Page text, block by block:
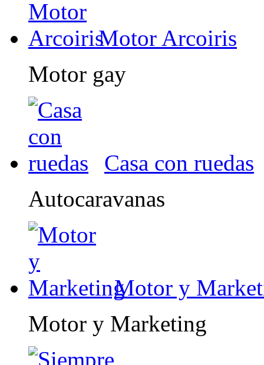
Motor Arcoiris
Motor gay
Casa con ruedas
Autocaravanas
Motor y
Motor y Marketing